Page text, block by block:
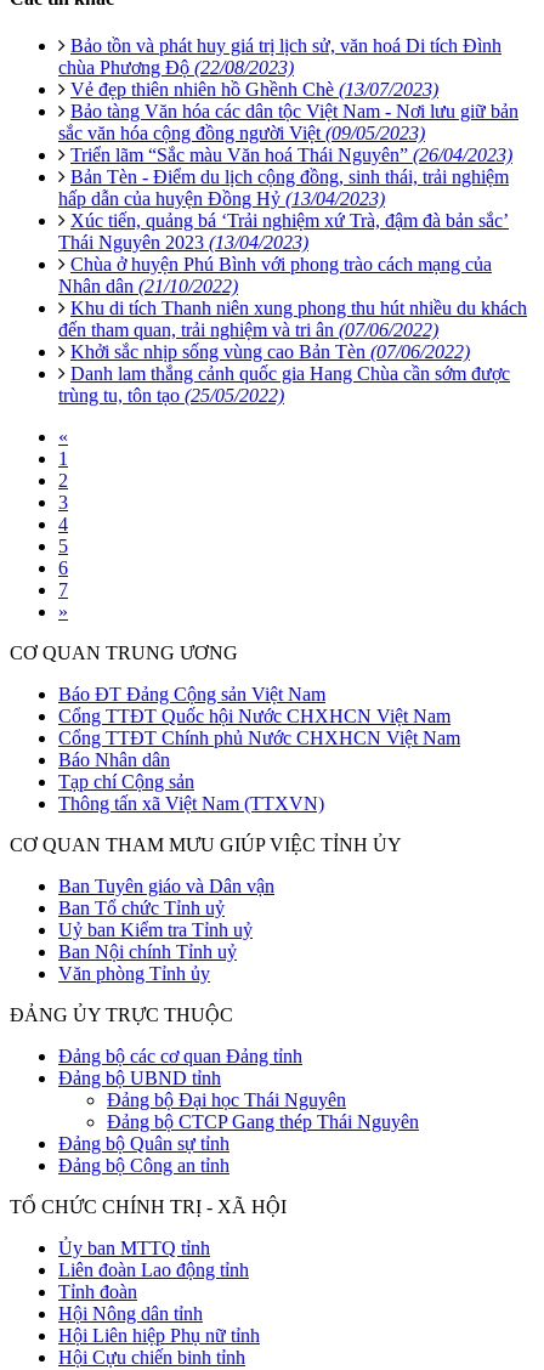
Bảo tồn và phát huy giá trị lịch sử, văn hoá Di tích Đình
chùa Phương Độ (22/08/2023)
Vẻ đẹp thiên nhiên hồ Ghềnh Chè (13/07/2023)
Bảo tàng Văn hóa các dân tộc Việt Nam - Nơi lưu giữ bản
sắc văn hóa cộng đồng người Việt (09/05/2023)
Triển lãm “Sắc màu Văn hoá Thái Nguyên” (26/04/2023)
Bản Tèn - Điểm du lịch cộng đồng, sinh thái, trải nghiệm
hấp dẫn của huyện Đồng Hỷ (13/04/2023)
Xúc tiến, quảng bá ‘Trải nghiệm xứ Trà, đậm đà bản sắc’
Thái Nguyên 2023 (13/04/2023)
Chùa ở huyện Phú Bình với phong trào cách mạng của
Nhân dân (21/10/2022)
Khu di tích Thanh niên xung phong thu hút nhiều du khách
đến tham quan, trải nghiệm và tri ân (07/06/2022)
Khởi sắc nhịp sống vùng cao Bản Tèn (07/06/2022)
Danh lam thắng cảnh quốc gia Hang Chùa cần sớm được
trùng tu, tôn tạo (25/05/2022)
«
1
2
3
4
5
6
7
»
CƠ QUAN TRUNG ƯƠNG
Báo ĐT Đảng Cộng sản Việt Nam
Cổng TTĐT Quốc hội Nước CHXHCN Việt Nam
Cổng TTĐT Chính phủ Nước CHXHCN Việt Nam
Báo Nhân dân
Tạp chí Cộng sản
Thông tấn xã Việt Nam (TTXVN)
CƠ QUAN THAM MƯU GIÚP VIỆC TỈNH ỦY
Ban Tuyên giáo và Dân vận
Ban Tổ chức Tỉnh uỷ
Uỷ ban Kiểm tra Tỉnh uỷ
Ban Nội chính Tỉnh uỷ
Văn phòng Tỉnh ủy
ĐẢNG ỦY TRỰC THUỘC
Đảng bộ các cơ quan Đảng tỉnh
Đảng bộ UBND tỉnh
Đảng bộ Đại học Thái Nguyên
Đảng bộ CTCP Gang thép Thái Nguyên
Đảng bộ Quân sự tỉnh
Đảng bộ Công an tỉnh
TỔ CHỨC CHÍNH TRỊ - XÃ HỘI
Ủy ban MTTQ tỉnh
Liên đoàn Lao động tỉnh
Tỉnh đoàn
Hội Nông dân tỉnh
Hội Liên hiệp Phụ nữ tỉnh
Hội Cựu chiến binh tỉnh